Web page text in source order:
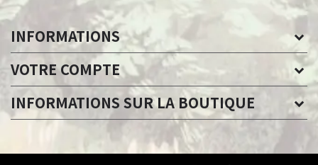
INFORMATIONS
VOTRE COMPTE
INFORMATIONS SUR LA BOUTIQUE